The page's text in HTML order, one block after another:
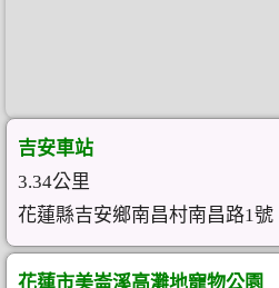
吉安車站
3.34公里
花蓮縣吉安鄉南昌村南昌路1號
花蓮市美崙溪高灘地寵物公園